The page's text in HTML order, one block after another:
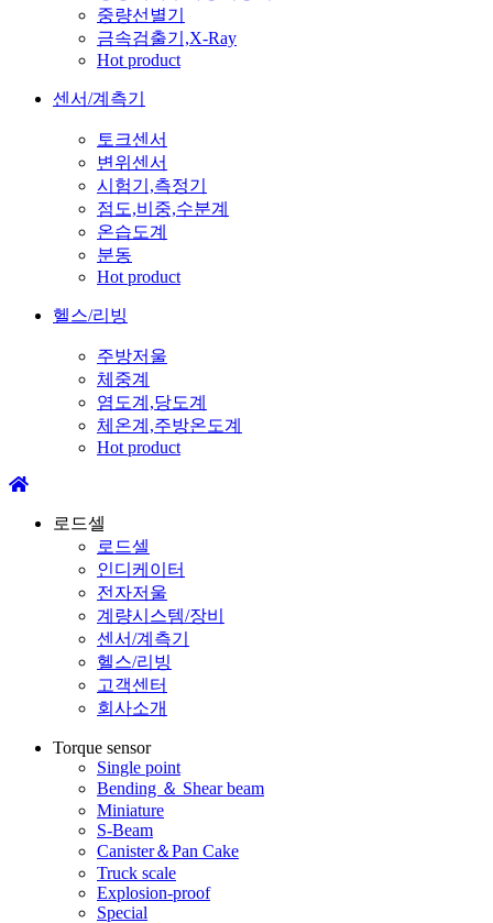
중량선별기
금속검출기,X-Ray
Hot product
센서/계측기
토크센서
변위센서
시험기,측정기
점도,비중,수분계
온습도계
분동
Hot product
헬스/리빙
주방저울
체중계
염도계,당도계
체온계,주방온도계
Hot product
로드셀
로드셀
인디케이터
전자저울
계량시스템/장비
센서/계측기
헬스/리빙
고객센터
회사소개
Torque sensor
Single point
Bending ＆ Shear beam
Miniature
S-Beam
Canister＆Pan Cake
Truck scale
Explosion-proof
Special